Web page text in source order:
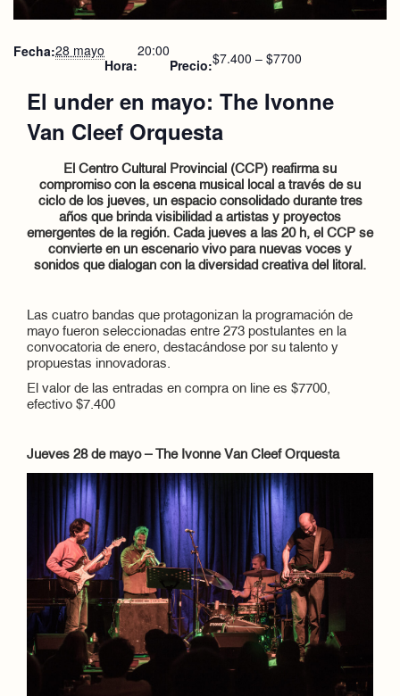
Fecha:28 mayo
Hora:
20:00
Precio:$7.400 – $7700
El under en mayo: The Ivonne
Van Cleef Orquesta
El Centro Cultural Provincial (CCP) reafirma su
compromiso con la escena musical local a través de su
ciclo de los jueves, un espacio consolidado durante tres
años que brinda visibilidad a artistas y proyectos
emergentes de la región. Cada jueves a las 20 h, el CCP se
convierte en un escenario vivo para nuevas voces y
sonidos que dialogan con la diversidad creativa del litoral.
Las cuatro bandas que protagonizan la programación de
mayo fueron seleccionadas entre 273 postulantes en la
convocatoria de enero, destacándose por su talento y
propuestas innovadoras.
El valor de las entradas en compra on line es $7700,
efectivo $7.400
Jueves 28 de mayo – The Ivonne Van Cleef Orquesta